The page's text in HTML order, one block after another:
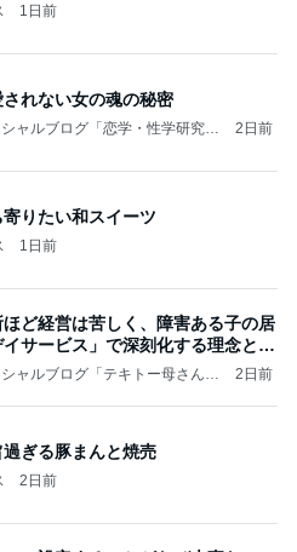
1日前
れない女の魂の秘密
ャルブログ「恋学・性学研究
2日前
りたい和スイーツ
1日前
ど経営は苦しく、障害ある子の居
サービス」で深刻化する理念と現
ャルブログ「テキトー母さんの
2日前
ぎる豚まんと焼売
2日前